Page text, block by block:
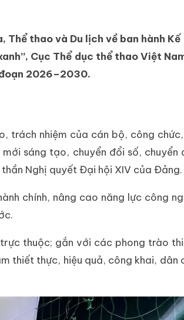
thao và Du lịch về ban hành
Cục Thể dục thể thao Việt
2026–2030.
trách nhiệm của cán bộ, công
sáng tạo, chuyển đổi số,
Nghị quyết Đại hội XIV của Đảng.
chính, nâng cao năng lực công
thuộc; gắn với các phong trào
thiết thực, hiệu quả, công khai,